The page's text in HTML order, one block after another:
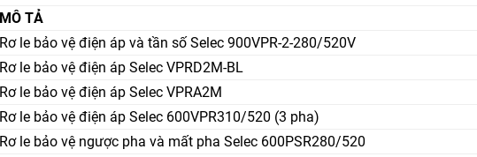
MÔ TẢ
Rơ le bảo vệ điện áp và tần số Selec 900VPR-2-280/520V
Rơ le bảo vệ điện áp Selec VPRD2M-BL
Rơ le bảo vệ điện áp Selec VPRA2M
Rơ le bảo vệ điện áp Selec 600VPR310/520 (3 pha)
Rơ le bảo vệ ngược pha và mất pha Selec 600PSR280/520